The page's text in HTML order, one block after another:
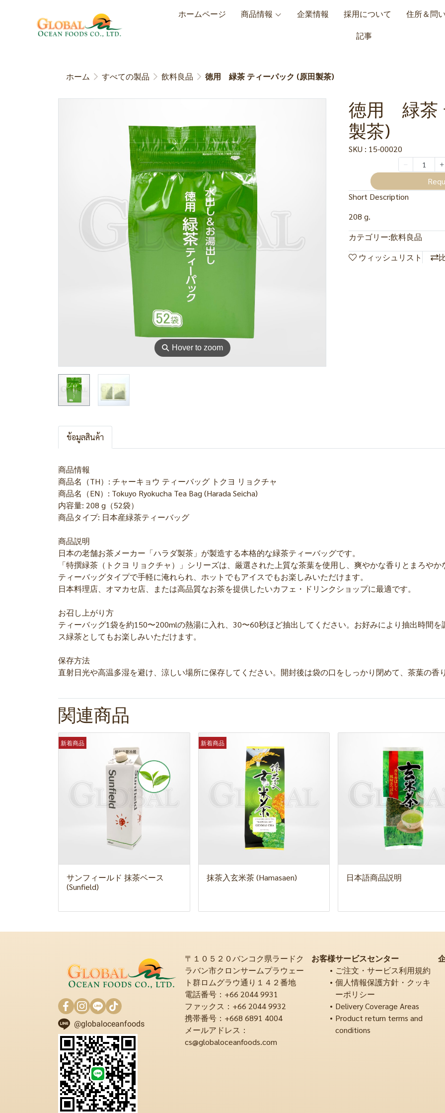
ホームページ 商品情報 企業情報 採用について 住所＆問
記事
ホーム すべての製品 飲料良品 徳用 緑茶 ティーパック (原田製茶)
⚲ Hover to zoom
徳用 緑茶
製茶)
SKU : 15-00020
Short Description
208 g.
カテゴリー:飲料良品
ウィッシュリスト
ข้อมูลสินค้า
商品情報
商品名（TH）: チャーキョウ ティーバッグ トクヨ リョクチャ
商品名（EN）: Tokuyo Ryokucha Tea Bag (Harada Seicha)
内容量: 208 g（52袋）
商品タイプ: 日本産緑茶ティーバッグ
商品説明
日本の老舗お茶メーカー「ハラダ製茶」が製造する本格的な緑茶ティーバッグです。
「特撰緑茶（トクヨ リョクチャ）」シリーズは、厳選された上質な茶葉を使用し、爽やかな香りとまろやか
ティーバッグタイプで手軽に淹れられ、ホットでもアイスでもお楽しみいただけます。
日本料理店、オマカセ店、または高品質なお茶を提供したいカフェ・ドリンクショップに最適です。
お召し上がり方
ティーバッグ1袋を約150〜200mlの熱湯に入れ、30〜60秒ほど抽出してください。お好みにより抽出時間
ス緑茶としてもお楽しみいただけます。
保存方法
直射日光や高温多湿を避け、涼しい場所に保存してください。開封後は袋の口をしっかり閉めて、茶葉の香
関連商品
新着商品
サンフィールド 抹茶ベース
(Sunfield)
新着商品
抹茶入玄米茶 (Hamasaen) 日本語商品説明
@globaloceanfoods
〒１０５２０バンコク県ラードク
ラバン市クロンサームプラウェー
ト群ロムグラウ通り１４２番地
電話番号：+66 2044 9931
ファックス：+66 2044 9932
携帯番号：+668 6891 4004
メールアドレス：
cs@globaloceanfoods.com
お客様サービスセンター
ご注文・サービス利用規約
個人情報保護方針・クッキ
ーポリシー
Delivery Coverage Areas
Product return terms and
conditions